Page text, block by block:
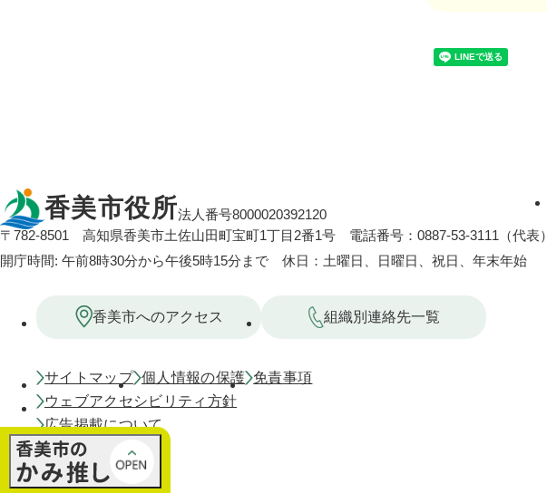
香美市役所法人番号8000020392120
〒782-8501
高知県香美市土佐山田町宝町1丁目2番1号
電話番号：0887-53-3111（代表）
開庁時間: 午前8時30分から午後5時15分まで 休日：土曜日、日曜日、祝日、年末年始
香美市へのアクセス 組織別連絡先一覧
サイトマップ 個人情報の保護 免責事項
ウェブアクセシビリティ方針
広告掲載について